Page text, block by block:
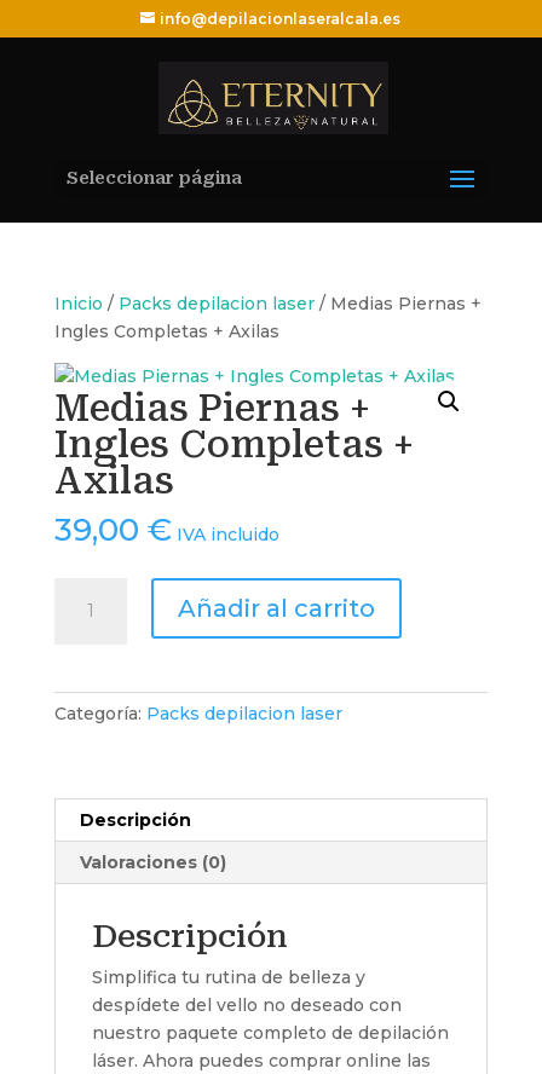
info@depilacionlaseralcala.es
Seleccionar página
Inicio / Packs depilacion laser/ Medias Piernas +
Ingles Completas + Axilas
Medias Piernas +
Ingles Completas +
Axilas
39,00 € IVA incluido
Piernas
Completas
Añadir al carrito
Categoría: Packs depilacion laser
Descripción
Valoraciones (0)
Descripción
Simplifica tu rutina de belleza y
despídete del vello no deseado con
nuestro paquete completo de depilación
láser. Ahora puedes comprar online las